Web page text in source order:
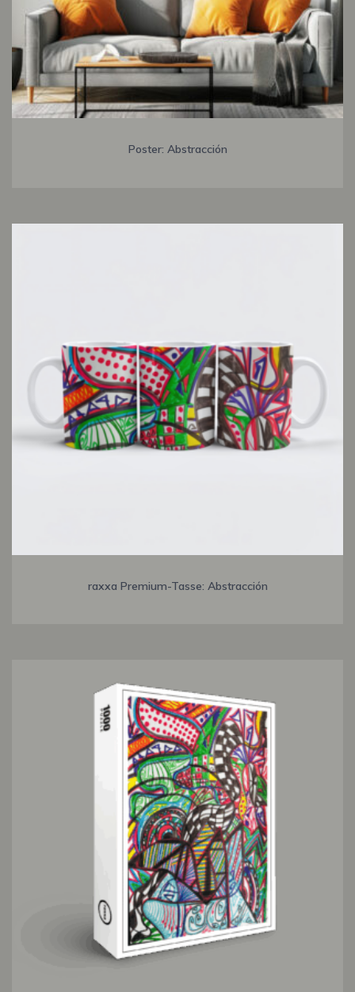
Poster: Abstracción
raxxa Premium-Tasse: Abstracción